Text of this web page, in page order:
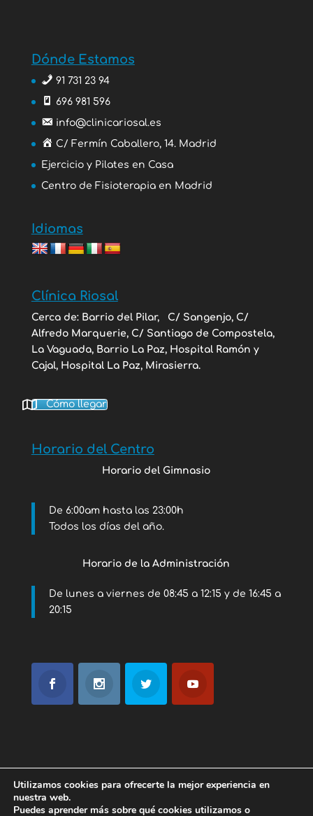
Dónde Estamos
91 731 23 94
696 981 596
info@clinicariosal.es
C/ Fermín Caballero, 14. Madrid
Ejercicio y Pilates en Casa
Centro de Fisioterapia en Madrid
Idiomas
Clínica Riosal
Cerca de: Barrio del Pilar, C/ Sangenjo, C/
Alfredo Marquerie, C/ Santiago de Compostela,
La Vaguada, Barrio La Paz, Hospital Ramón y
Cajal, Hospital La Paz, Mirasierra.
Cómo llegar
Horario del Centro
Horario del Gimnasio
De 6:00am hasta las 23:00h
Todos los días del año.
Horario de la Administración
De lunes a viernes de 08:45 a 12:15 y de 16:45 a
20:15
Política de privacidad
Utilizamos cookies para ofrecerte la mejor experiencia en
nuestra web.
Puedes aprender más sobre qué cookies utilizamos o